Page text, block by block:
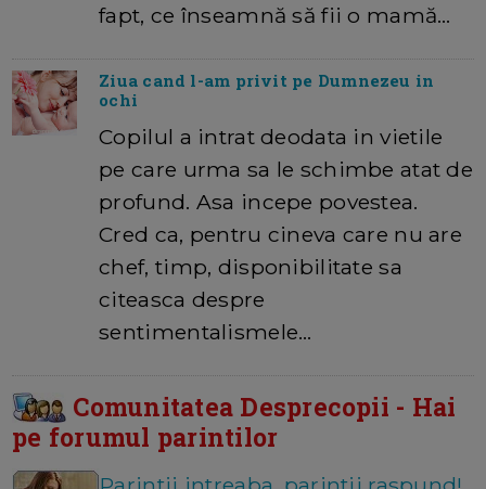
fapt, ce înseamnă să fii o mamă…
Ziua cand l-am privit pe Dumnezeu in
ochi
Copilul a intrat deodata in vietile
pe care urma sa le schimbe atat de
profund. Asa incepe povestea.
Cred ca, pentru cineva care nu are
chef, timp, disponibilitate sa
citeasca despre
sentimentalismele…
Comunitatea Desprecopii - Hai
pe forumul parintilor